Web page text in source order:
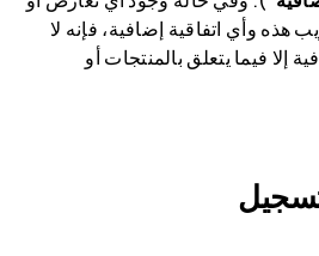
هذه وأي اتفاقية إضافية، فإنه لا
إلا فيما يتعلق بالمنتجات أو